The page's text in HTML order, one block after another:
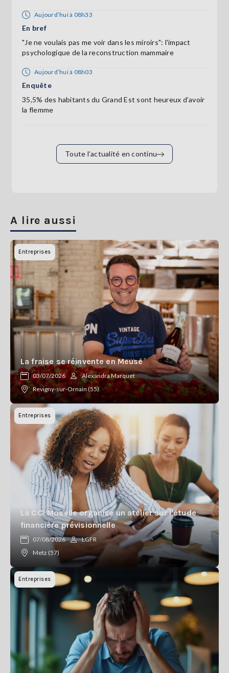
Aujourd’hui à 08h33
En bref
"Je ne voulais pas me voir dans les miroirs": l'impact
psychologique de la reconstruction mammaire
Aujourd’hui à 08h03
Enquête
35,5% des habitants du Grand Est sont heureux d’avoir
la flemme
Toute l’actualité en continu
A lire aussi
Entreprises
La fraise se réinvente en Meuse
03/07/2026
Alexandra Marquet
Revigny-sur-Ornain (55)
Entreprises
La CCI Moselle organise un atelier sur l'étude
financière prévisionnelle
07/08/2026
LGFR
Metz (57)
Entreprises